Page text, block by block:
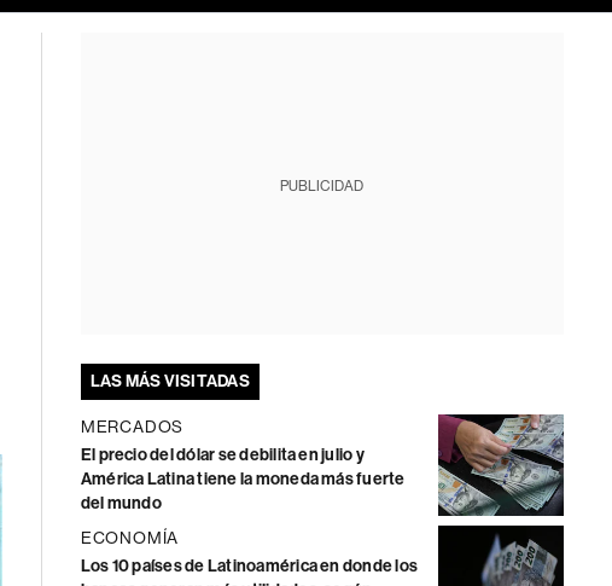
PUBLICIDAD
LAS MÁS VISITADAS
MERCADOS
El precio del dólar se debilita en julio y
América Latina tiene la moneda más fuerte
del mundo
ECONOMÍA
Los 10 países de Latinoamérica en donde los